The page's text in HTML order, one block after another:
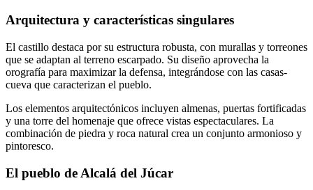
Arquitectura y características singulares
El castillo destaca por su estructura robusta, con murallas y torreones
que se adaptan al terreno escarpado. Su diseño aprovecha la
orografía para maximizar la defensa, integrándose con las casas-
cueva que caracterizan el pueblo.
Los elementos arquitectónicos incluyen almenas, puertas fortificadas
y una torre del homenaje que ofrece vistas espectaculares. La
combinación de piedra y roca natural crea un conjunto armonioso y
pintoresco.
El pueblo de Alcalá del Júcar